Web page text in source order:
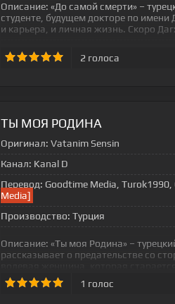
Описание: «До самой смерти» –
студенте, будущем докторе по имени
и карьера, и личная жизнь. Скоро
2 голоса
ТЫ МОЯ РОДИНА
Оригинал: Vatanim Sensin
Канал: Kanal D
Перевод: Goodtime Media, Turok1990,
Media]
Производство: Турция
Описание: «Ты моя Родина» –
рассказывает о предательстве со
волевая женщина, которая
1 голос